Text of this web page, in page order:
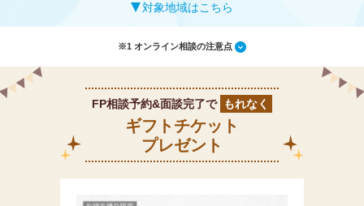
対象地域はこちら
※1 オンライン相談の注意点
FP相談予約&面談完了で もれなく
ギフトチケット
プレゼント